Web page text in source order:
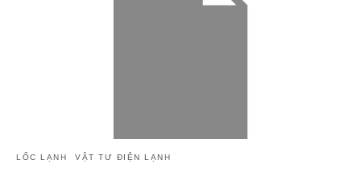
LỐC LẠNH VẬT TƯ ĐIỆN LẠNH